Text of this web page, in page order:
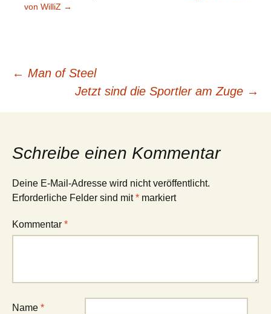
von WilliZ →
Beitragsnavigation
← Man of Steel
Jetzt sind die Sportler am Zuge →
Schreibe einen Kommentar
Deine E-Mail-Adresse wird nicht veröffentlicht.
Erforderliche Felder sind mit* markiert
Kommentar *
Name *